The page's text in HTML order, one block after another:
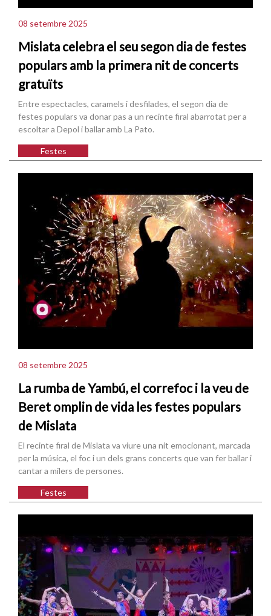
08 setembre 2025
Mislata celebra el seu segon dia de festes
populars amb la primera nit de concerts
gratuïts
Entre espectacles, caramels i desfilades, el segon dia de
festes populars va donar pas a un recinte firal abarrotat per a
escoltar a Depol i ballar amb La Pato.
Festes
08 setembre 2025
La rumba de Yambú, el correfoc i la veu de
Beret omplin de vida les festes populars
de Mislata
El recinte firal de Mislata va viure una nit emocionant, marcada
per la música, el foc i un dels grans concerts que van fer ballar i
cantar a milers de persones.
Festes